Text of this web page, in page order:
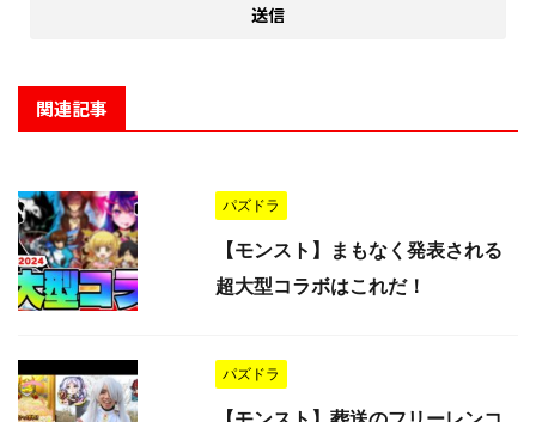
関連記事
パズドラ
【モンスト】まもなく発表される
超大型コラボはこれだ！
パズドラ